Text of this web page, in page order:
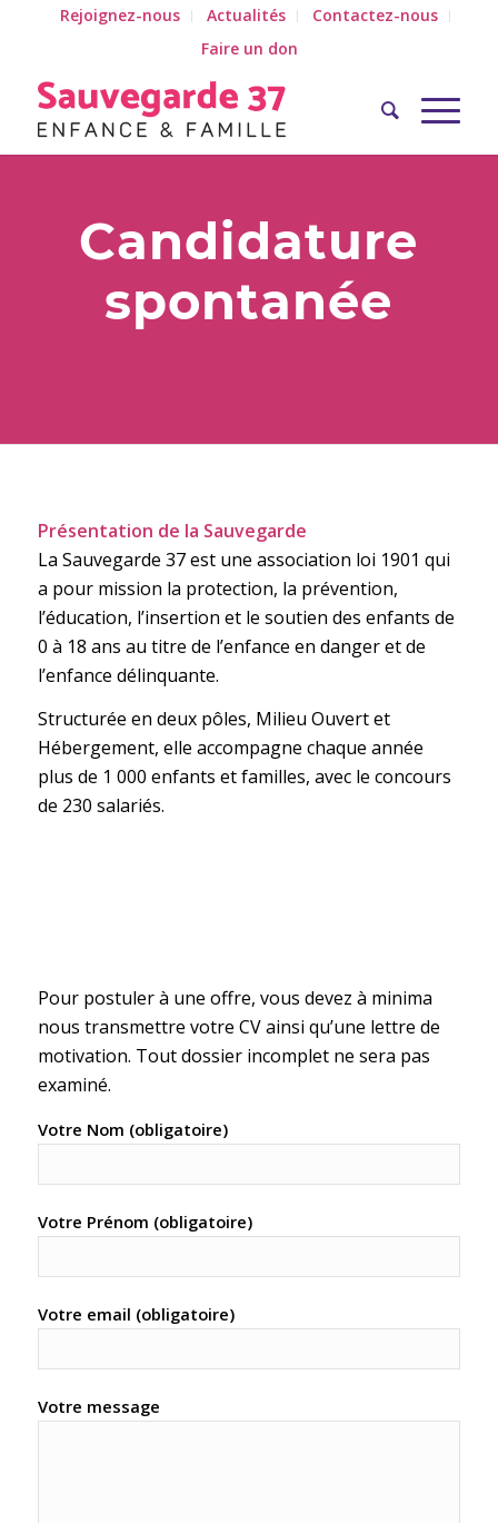
Rejoignez-nous Actualités
Contactez-nous
Faire un don
Candidature
spontanée
Présentation de la Sauvegarde
La Sauvegarde 37 est une association loi 1901 qui
a pour mission la protection, la prévention,
l’éducation, l’insertion et le soutien des enfants de
0 à 18 ans au titre de l’enfance en danger et de
l’enfance délinquante.
Structurée en deux pôles, Milieu Ouvert et
Hébergement, elle accompagne chaque année
plus de 1 000 enfants et familles, avec le concours
de 230 salariés.
Pour postuler à une offre, vous devez à minima
nous transmettre votre CV ainsi qu’une lettre de
motivation. Tout dossier incomplet ne sera pas
examiné.
Votre Nom (obligatoire)
Votre Prénom (obligatoire)
Votre email (obligatoire)
Votre message